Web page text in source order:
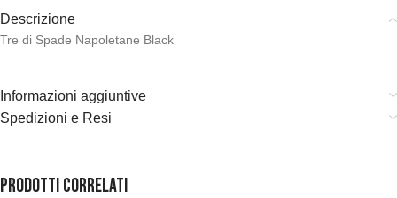
Descrizione
Tre di Spade Napoletane Black
Informazioni aggiuntive
Spedizioni e Resi
Prodotti correlati